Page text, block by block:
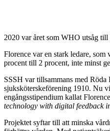
2020 var året som WHO utsåg
Florence var en stark ledare,
procent till 2 procent, inte minst
SSSH var tillsammans med
sjuksköterskeförening 1910. Nu
engångsstipendium kallat
technology with digital feedback
Projektet syftar till att minska